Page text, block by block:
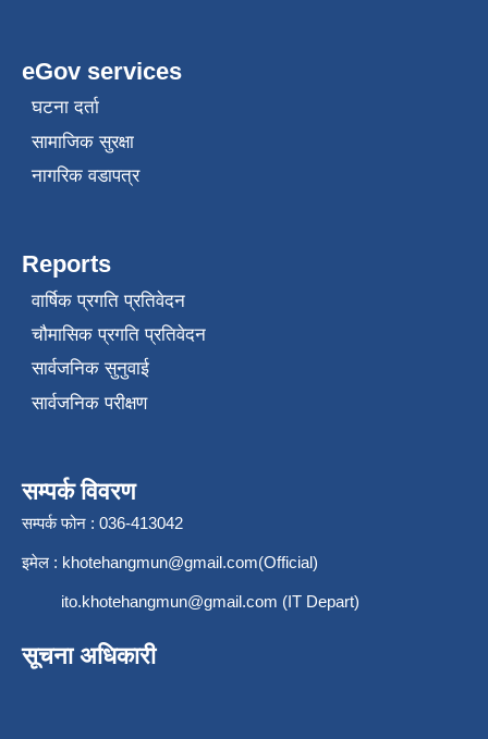
eGov services
घटना दर्ता
सामाजिक सुरक्षा
नागरिक वडापत्र
Reports
वार्षिक प्रगति प्रतिवेदन
चौमासिक प्रगति प्रतिवेदन
सार्वजनिक सुनुवाई
सार्वजनिक परीक्षण
सम्पर्क विवरण
सम्पर्क फोन : 036-413042
इमेल : khotehangmun@gmail.com(Official)
ito.khotehangmun@gmail.com (IT Depart)
सूचना अधिकारी